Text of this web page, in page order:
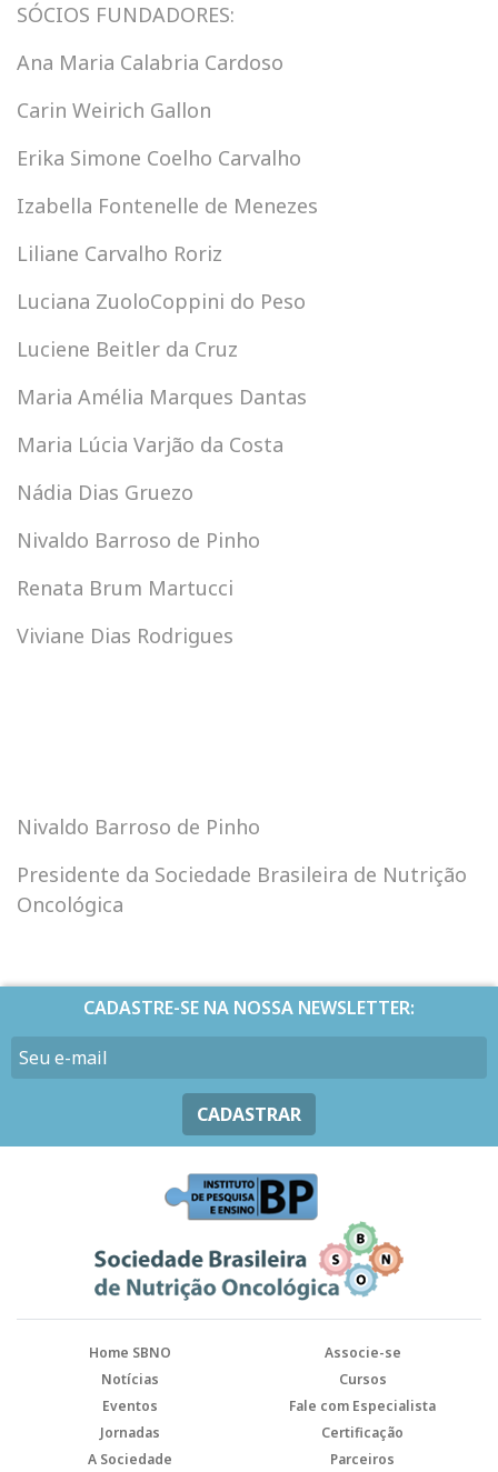
SÓCIOS FUNDADORES:
Ana Maria Calabria Cardoso
Carin Weirich Gallon
Erika Simone Coelho Carvalho
Izabella Fontenelle de Menezes
Liliane Carvalho Roriz
Luciana ZuoloCoppini do Peso
Luciene Beitler da Cruz
Maria Amélia Marques Dantas
Maria Lúcia Varjão da Costa
Nádia Dias Gruezo
Nivaldo Barroso de Pinho
Renata Brum Martucci
Viviane Dias Rodrigues
Nivaldo Barroso de Pinho
Presidente da Sociedade Brasileira de Nutrição
Oncológica
CADASTRE-SE NA NOSSA NEWSLETTER:
CADASTRAR
Home SBNO
Associe-se
Notícias
Cursos
Eventos
Fale com Especialista
Jornadas
Certificação
A Sociedade
Parceiros